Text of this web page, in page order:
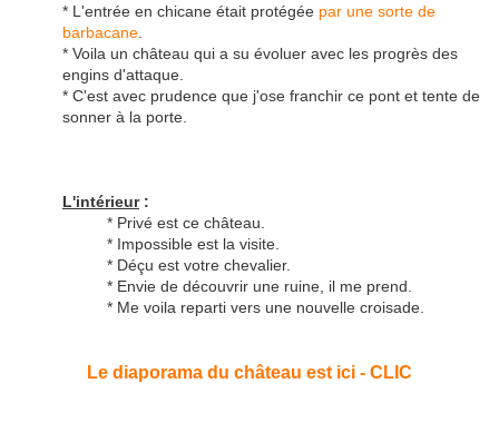
* L'entrée en chicane était protégée par une sorte de
barbacane
* Voila un château qui a su évoluer avec les progrès des
engins d'attaque.
* C'est avec prudence que j'ose franchir ce pont et tente de
sonner à la porte.
L'intérieur:
* Privé est ce château.
* Impossible est la visite.
* Déçu est votre chevalier.
* Envie de découvrir une ruine, il me prend.
* Me voila reparti vers une nouvelle croisade.
Le diaporama du château est ici - CLIC